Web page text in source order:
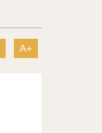
A+